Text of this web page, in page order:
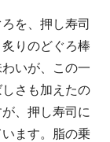
を、押し寿司
りのどぐろ棒
いが、この一
さも加えたの
、押し寿司に
ます。脂の乗